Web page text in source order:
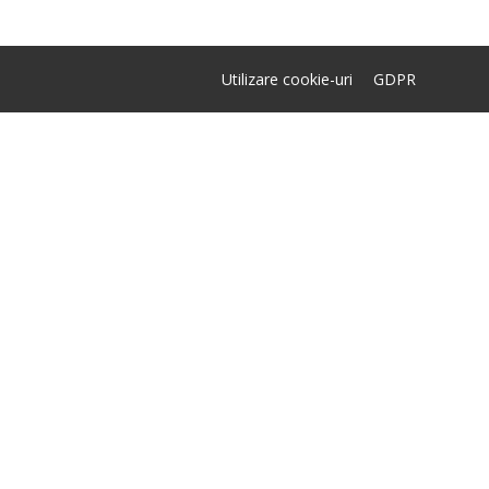
Utilizare cookie-uri GDPR